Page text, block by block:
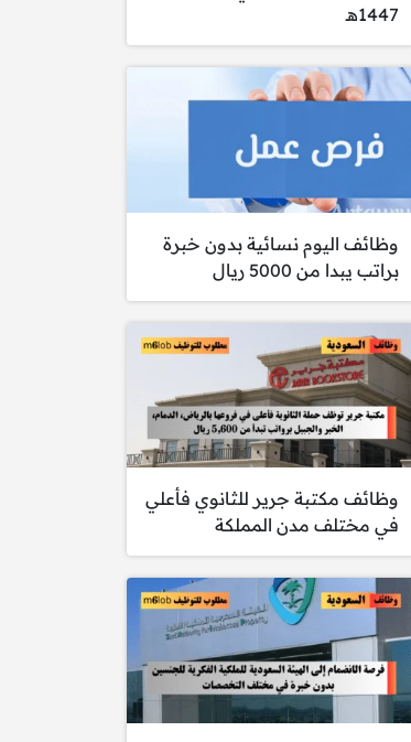
1447هـ
وظائف اليوم نسائية بدون خبرة
براتب يبدا من 5000 ريال
وظائف مكتبة جرير للثانوي فأعلي
في مختلف مدن المملكة